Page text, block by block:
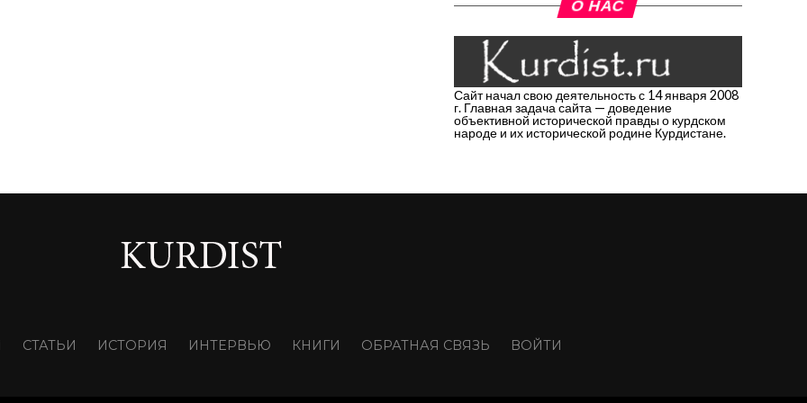
О НАС
Сайт начал свою деятельность с 14 января 2008
г. Главная задача сайта — доведение
объективной исторической правды о курдском
народе и их исторической родине Курдистане.
СТАТЬИ ИСТОРИЯ ИНТЕРВЬЮ КНИГИ ОБРАТНАЯ СВЯЗЬ ВОЙТИ